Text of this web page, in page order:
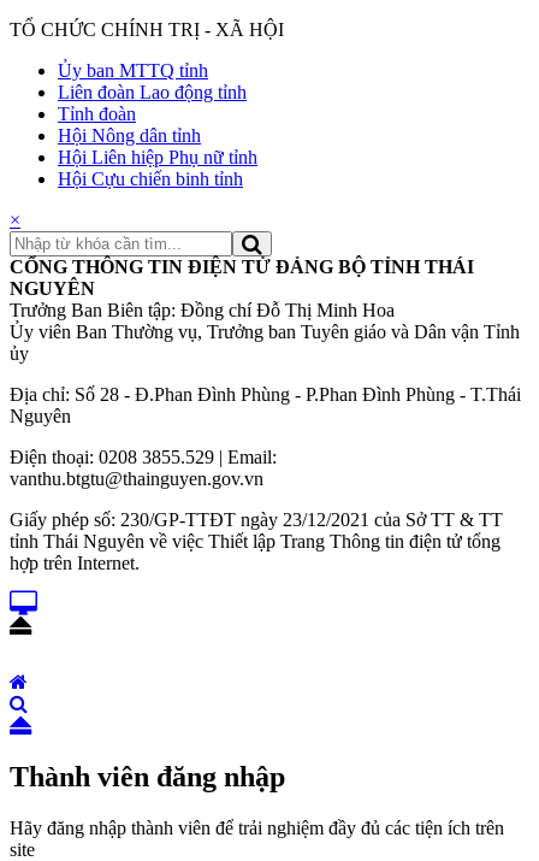
TỔ CHỨC CHÍNH TRỊ - XÃ HỘI
Ủy ban MTTQ tỉnh
Liên đoàn Lao động tỉnh
Tỉnh đoàn
Hội Nông dân tỉnh
Hội Liên hiệp Phụ nữ tỉnh
Hội Cựu chiến binh tỉnh
×
CỔNG THÔNG TIN ĐIỆN TỬ ĐẢNG BỘ TỈNH THÁI
NGUYÊN
Trưởng Ban Biên tập: Đồng chí Đỗ Thị Minh Hoa
Ủy viên Ban Thường vụ, Trưởng ban Tuyên giáo và Dân vận Tỉnh
ủy
Địa chỉ: Số 28 - Đ.Phan Đình Phùng - P.Phan Đình Phùng - T.Thái
Nguyên
Điện thoại: 0208 3855.529 | Email:
vanthu.btgtu@thainguyen.gov.vn
Giấy phép số: 230/GP-TTĐT ngày 23/12/2021 của Sở TT & TT
tỉnh Thái Nguyên về việc Thiết lập Trang Thông tin điện tử tổng
hợp trên Internet.
Thành viên đăng nhập
Hãy đăng nhập thành viên để trải nghiệm đầy đủ các tiện ích trên
site